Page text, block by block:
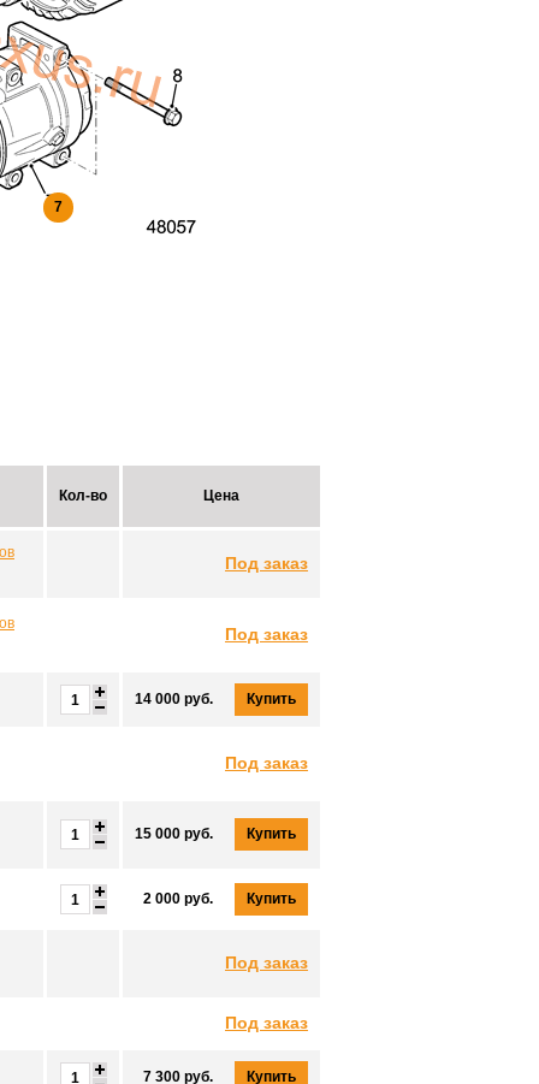
7
Кол-во Цена
Под заказ
Под заказ
14 000 руб. Купить
Под заказ
15 000 руб. Купить
2 000 руб. Купить
Под заказ
Под заказ
7 300 руб. Купить